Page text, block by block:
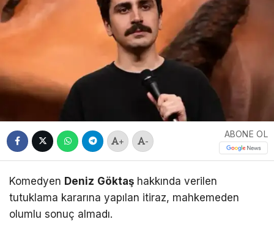
+ -
ABONE OL
Komedyen Deniz Göktaş hakkında verilen
tutuklama kararına yapılan itiraz, mahkemeden
olumlu sonuç almadı.